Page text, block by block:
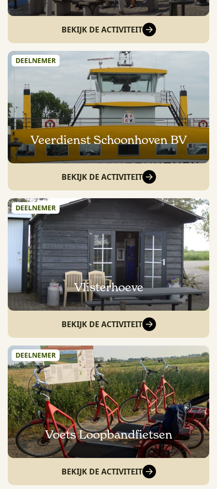
BEKIJK DE ACTIVITEIT
DEELNEMER
Veerdienst Schoonhoven BV
BEKIJK DE ACTIVITEIT
DEELNEMER
Vlisterhoeve
BEKIJK DE ACTIVITEIT
DEELNEMER
Voets Loopbandfietsen
BEKIJK DE ACTIVITEIT